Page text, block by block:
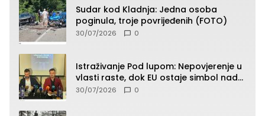
Sudar kod Kladnja: Jedna osoba
poginula, troje povrijeđenih (FOTO)
30/07/2026 0
Istraživanje Pod lupom: Nepovjerenje u
vlasti raste, dok EU ostaje simbol nade
građana
30/07/2026 0